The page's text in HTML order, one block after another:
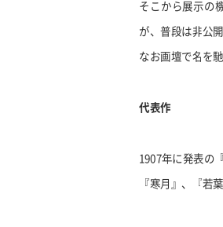
そこから展示の
が、普段は非公
なお画壇で名を
代表作
1907年に発表の
『寒月』、『若